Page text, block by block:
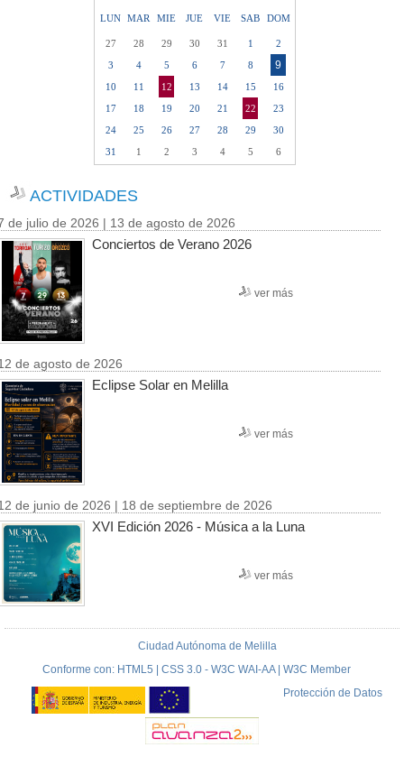
LUN MAR MIE JUE VIE SAB DOM
27 28 29 30 31 1
2
3
4 5 6 7 8 9
10 11 12 13 14 15
16
17
18 19 20 21 22
23
24
25 26 27 28 29
30
31
1 2 3 4 5 6
ACTIVIDADES
de julio de 2026 | 13 de agosto de 2026
Conciertos de Verano 2026
ver más
de agosto de 2026
Eclipse Solar en Melilla
ver más
de junio de 2026 | 18 de septiembre de 2026
XVI Edición 2026 - Música a la Luna
ver más
Ciudad Autónoma de Melilla
Conforme con: HTML5 | CSS 3.0 - W3C WAI-AA | W3C Member
Protección de Datos